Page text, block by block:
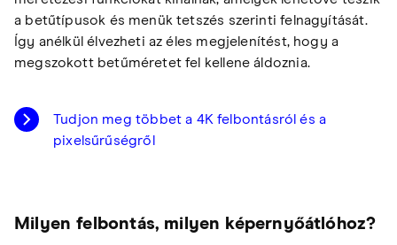
a betűtípusok és menük tetszés szerinti felnagyítását.
Így anélkül élvezheti az éles megjelenítést, hogy a
megszokott betűméretet fel kellene áldoznia.
Tudjon meg többet a 4K felbontásról és a
pixelsűrűségről
Milyen felbontás, milyen képernyőátlóhoz?